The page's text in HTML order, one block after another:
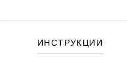
ИНСТРУКЦИИ